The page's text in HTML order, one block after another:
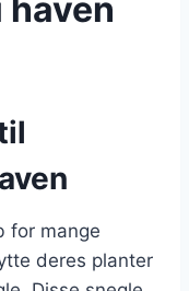
for mange
deres planter